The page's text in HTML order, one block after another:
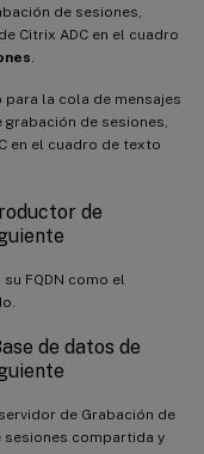
de sesiones,
Citrix ADC en el cuadro
la cola de mensajes
de sesiones,
en el cuadro de texto
de
FQDN como el
de datos de
de Grabación de
sesiones compartida y